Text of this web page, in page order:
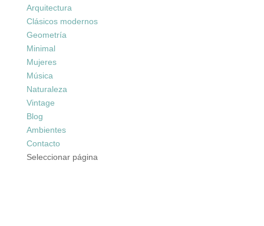
Arquitectura
Clásicos modernos
Geometría
Minimal
Mujeres
Música
Naturaleza
Vintage
Blog
Ambientes
Contacto
Seleccionar página